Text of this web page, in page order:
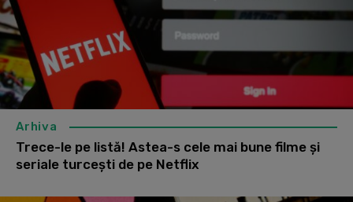
Arhiva
Trece-le pe listă! Astea-s cele mai bune filme și
seriale turcești de pe Netflix